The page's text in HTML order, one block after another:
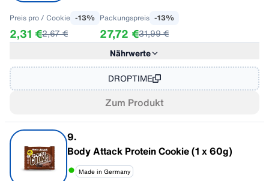
Nährwerte
Fett 12,00 g
- davon gesättigte Fettsäuren
- davon Zucker
Preis pro / Cookie -13%
2,31 €2,67 €
Packungspreis -13%
27,72 €31,99 €
DROPTIME
Zum Produkt
9.
Body Attack Protein Cookie (1 x 60g)
Made in Germany